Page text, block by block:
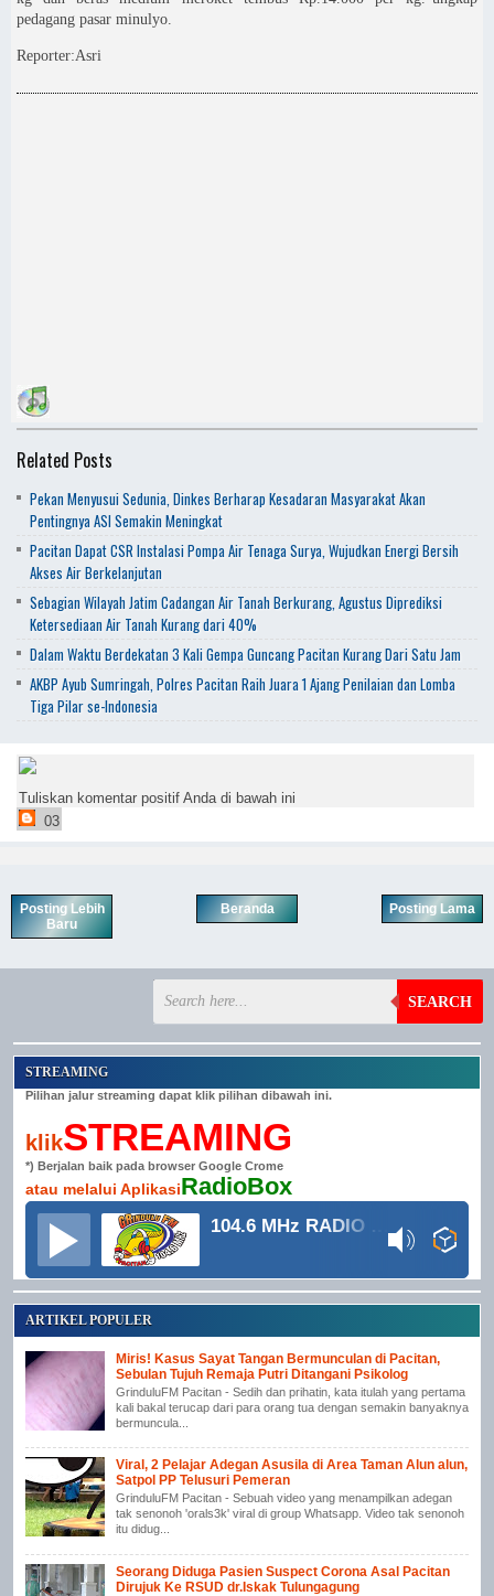
pedagang pasar minulyo.
Reporter:Asri
Related Posts
Pekan Menyusui Sedunia, Dinkes Berharap Kesadaran Masyarakat Akan
Pentingnya ASI Semakin Meningkat
Pacitan Dapat CSR Instalasi Pompa Air Tenaga Surya, Wujudkan Energi Bersih
Akses Air Berkelanjutan
Sebagian Wilayah Jatim Cadangan Air Tanah Berkurang, Agustus Diprediksi
Ketersediaan Air Tanah Kurang dari 40%
Dalam Waktu Berdekatan 3 Kali Gempa Guncang Pacitan Kurang Dari Satu Jam
AKBP Ayub Sumringah, Polres Pacitan Raih Juara 1 Ajang Penilaian dan Lomba
Tiga Pilar se-Indonesia
Tuliskan komentar positif Anda di bawah ini
03
Posting Lebih
Baru
Posting Lama
Beranda
SEARCH
STREAMING
Pilihan jalur streaming dapat klik pilihan dibawah ini.
klikSTREAMING
*) Berjalan baik pada browser Google Crome
atau melalui AplikasiRadioBox
104.6 MHz RADIO GRINDULU FM
ARTIKEL POPULER
Miris! Kasus Sayat Tangan Bermunculan di Pacitan,
Sebulan Tujuh Remaja Putri Ditangani Psikolog
GrinduluFM Pacitan - Sedih dan prihatin, kata itulah yang pertama
kali bakal terucap dari para orang tua dengan semakin banyaknya
bermuncula...
Viral, 2 Pelajar Adegan Asusila di Area Taman Alun alun,
Satpol PP Telusuri Pemeran
GrinduluFM Pacitan - Sebuah video yang menampilkan adegan
tak senonoh 'orals3k' viral di group Whatsapp. Video tak senonoh
itu didug...
Seorang Diduga Pasien Suspect Corona Asal Pacitan
Dirujuk Ke RSUD dr.Iskak Tulungagung